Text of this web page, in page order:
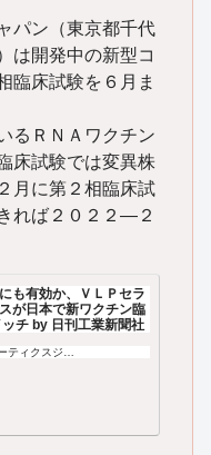
パン（東京都千代
は開発中の新型コ
臨床試験を６月ま
るＲＮＡワクチン
床試験では変異株
月に第２相臨床試
れば２０２２―２
も有効か、ＶＬＰセラ
が日本で新ワクチン臨
チ by 日刊工業新聞社
ティクスジ…